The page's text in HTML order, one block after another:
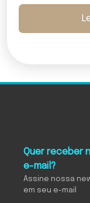
Quer receber
e-mail?
Assine nossa
em seu e-mail